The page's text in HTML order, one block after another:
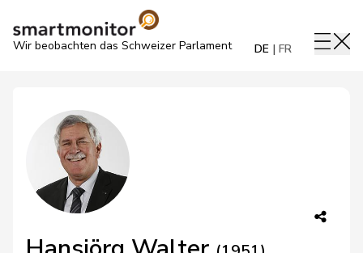
Wir beobachten das Schweizer Parlament DE FR